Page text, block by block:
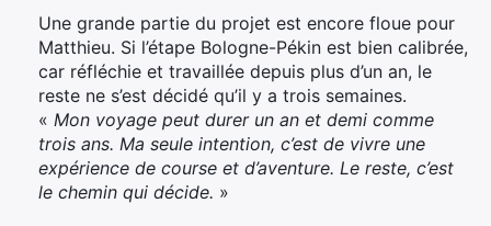
Une grande partie du projet est encore floue pour
Matthieu. Si l’étape Bologne-Pékin est bien calibrée,
car réfléchie et travaillée depuis plus d’un an, le
reste ne s’est décidé qu’il y a trois semaines.
« Mon voyage peut durer un an et demi comme
trois ans. Ma seule intention, c’est de vivre une
expérience de course et d’aventure. Le reste, c’est
le chemin qui décide. »